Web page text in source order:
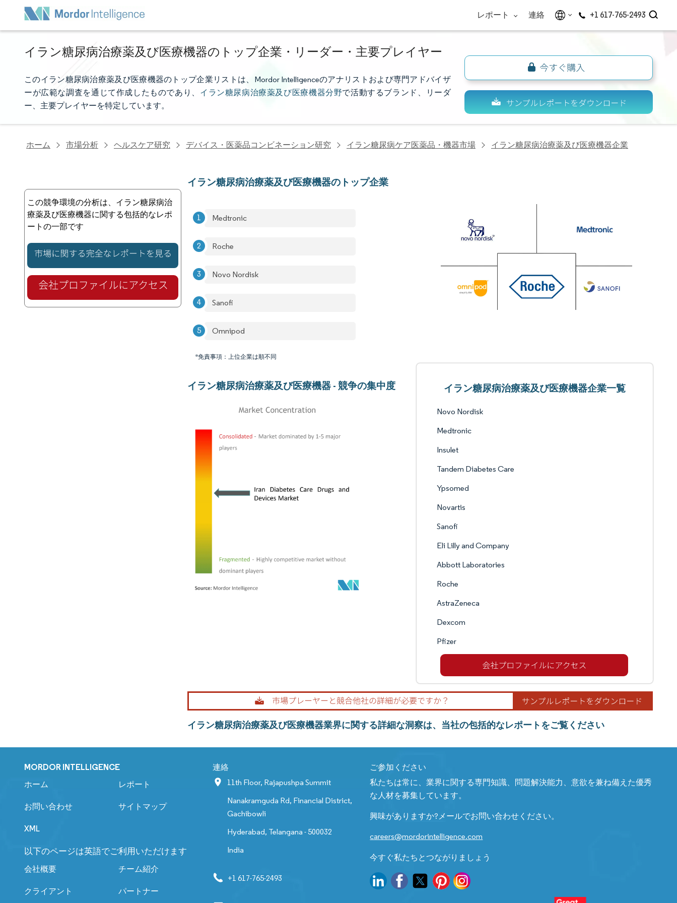
レポート 連絡 +1 617-765-2493
イラン糖尿病治療薬及び医療機器のトップ企業・リーダー・主要プレイヤー
このイラン糖尿病治療薬及び医療機器のトップ企業リストは、Mordor Intelligenceのアナリストおよび専門アドバイザ
ーが広範な調査を通じて作成したものであり、 イラン糖尿病治療薬及び医療機器分野で活動するブランド、リーダ
ー、主要プレイヤーを特定しています。
ホーム 市場分析 ヘルスケア研究 デバイス・医薬品コンビネーション研究 イラン糖尿病ケア医薬品・機器市場 イラン糖尿病治療薬及び医療機器企業
この競争環境の分析は、イラン糖尿病治
療薬及び医療機器に関する包括的なレポ
ートの一部です
イラン糖尿病治療薬及び医療機器のトップ企業
Medtronic
Roche
Novo Nordisk
Sanofi
Omnipod
*免責事項：上位企業は順不同
イラン糖尿病治療薬及び医療機器 - 競争の集中度 イラン糖尿病治療薬及び医療機器企業一覧
Novo Nordisk
Medtronic
Insulet
Tandem Diabetes Care
Ypsomed
Novartis
Sanofi
Eli Lilly and Company
Abbott Laboratories
Roche
AstraZeneca
Dexcom
Pfizer
イラン糖尿病治療薬及び医療機器業界に関する詳細な洞察は、当社の包括的なレポートをご覧ください
MORDOR INTELLIGENCE
ホーム レポート
お問い合わせ サイトマップ
XML
以下のページは英語でご利用いただけます
会社概要 チーム紹介
クライアント パートナー
連絡
11th Floor, Rajapushpa Summit
Nanakramguda Rd, Financial District,
Gachibowli
Hyderabad, Telangana - 500032
India
+1 617-765-2493
ご参加ください
私たちは常に、業界に関する専門知識、問題解決能力、意欲を兼ね備えた優秀
な人材を募集しています。
興味がありますか?メールでお問い合わせください。
careers@mordorintelligence.com
今すぐ私たちとつながりましょう